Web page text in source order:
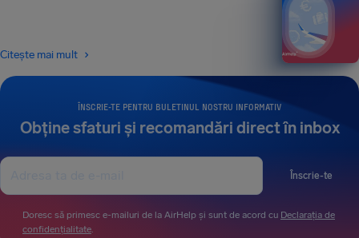
ÎNSCRIE-TE PENTRU BULETINUL NOSTRU INFORMATIV
Obține sfaturi și recomandări direct în inbox
Înscrie-te
Doresc să primesc e-mailuri de la AirHelp și sunt de acord cu Declarația de
confidențialitate.
Citește mai mult